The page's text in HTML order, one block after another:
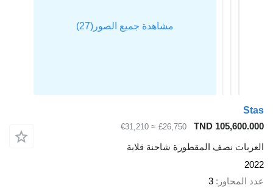
Stas
TND 105,600.000
£26,750
≈ €31,210
العربات نصف المقطورة شاحنة قلابة
2022
عدد المحاور
3